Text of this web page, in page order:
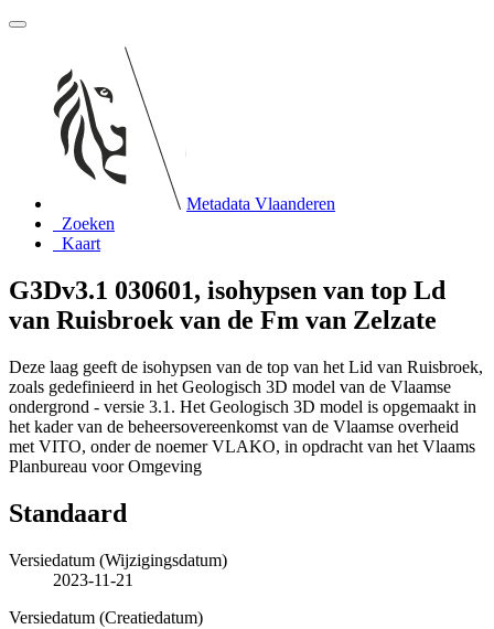
Metadata Vlaanderen
Zoeken
Kaart
G3Dv3.1 030601, isohypsen van top Ld
van Ruisbroek van de Fm van Zelzate
Deze laag geeft de isohypsen van de top van het Lid van Ruisbroek,
zoals gedefinieerd in het Geologisch 3D model van de Vlaamse
ondergrond - versie 3.1. Het Geologisch 3D model is opgemaakt in
het kader van de beheersovereenkomst van de Vlaamse overheid
met VITO, onder de noemer VLAKO, in opdracht van het Vlaams
Planbureau voor Omgeving
Standaard
Versiedatum (Wijzigingsdatum)
2023-11-21
Versiedatum (Creatiedatum)